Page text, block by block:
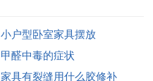
小户型卧室家具摆放
甲醛中毒的症状
家具有裂缝用什么胶修补